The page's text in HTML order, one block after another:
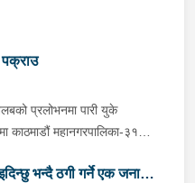
पक्राउ
प्रलोभनमा पारी युके
काठमाडौं महानगरपालिका-३१
युके पठाइदिन्छु भन्दै १
भन्दै ठगी गर्ने एक जना